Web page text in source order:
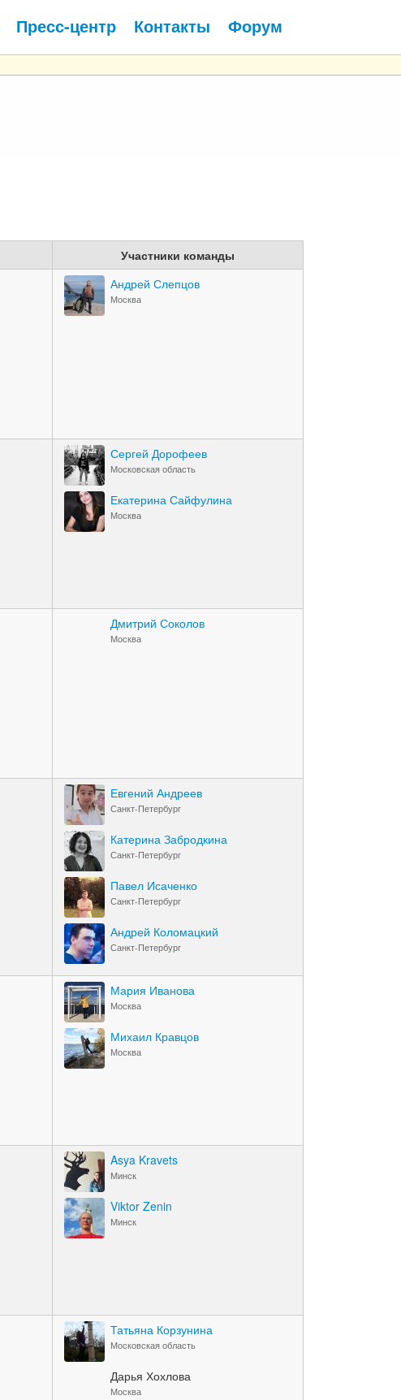
Пресс-центр Контакты Форум
Участники команды
Андрей Слепцов
Москва
Сергей Дорофеев
Московская область
Екатерина Сайфулина
Москва
Дмитрий Соколов
Москва
Евгений Андреев
Санкт-Петербург
Катерина Забродкина
Санкт-Петербург
Павел Исаченко
Санкт-Петербург
Андрей Коломацкий
Санкт-Петербург
Мария Иванова
Москва
Михаил Кравцов
Москва
Asya Kravets
Минск
Viktor Zenin
Минск
Татьяна Корзунина
Московская область
Дарья Хохлова
Москва